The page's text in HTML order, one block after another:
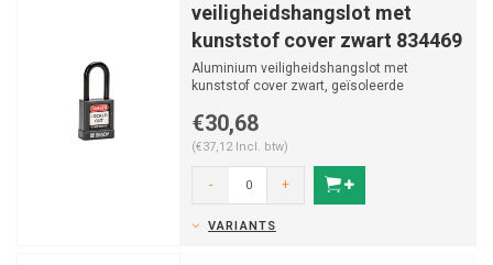
veiligheidshangslot met
kunststof cover zwart 834469
Aluminium veiligheidshangslot met
kunststof cover zwart, geïsoleerde
€30,68
(€37,12 Incl. btw)
- +
VARIANTS